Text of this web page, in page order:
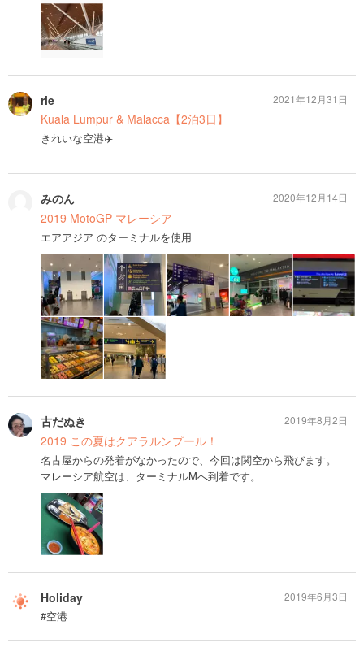
rie
Kuala Lumpur & Malacca【2泊3日】
きれいな空港✈️
2021年12月31日
みのん
2019 MotoGP マレーシア
エアアジア のターミナルを使用
2020年12月14日
古だぬき
2019 この夏はクアラルンプール！
名古屋からの発着がなかったので、今回は関空から飛びます。
マレーシア航空は、ターミナルMへ到着です。
2019年8月2日
Holiday
#空港
2019年6月3日